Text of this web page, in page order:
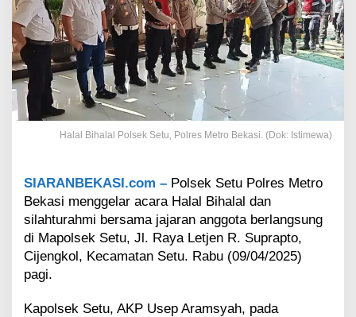
r
H
a
B
i
h
a
l
,
K
p
o
e
Halal Bihalal Polsek Setu, Polres Metro Bekasi. (Dok: Istimewa)
SIARANBEKASI.com – Polsek Setu Polres Metro
Bekasi menggelar acara Halal Bihalal dan
silahturahmi bersama jajaran anggota berlangsung
di Mapolsek Setu, Jl. Raya Letjen R. Suprapto,
Cijengkol, Kecamatan Setu. Rabu (09/04/2025)
pagi.
Kapolsek Setu, AKP Usep Aramsyah, pada